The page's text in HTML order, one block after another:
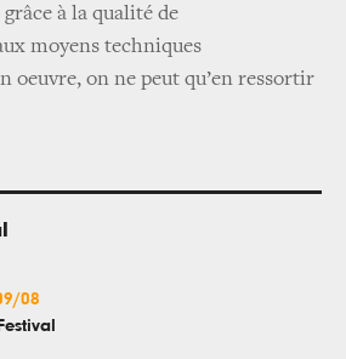
à la qualité de
moyens techniques
oeuvre, on ne peut qu’en ressortir
08